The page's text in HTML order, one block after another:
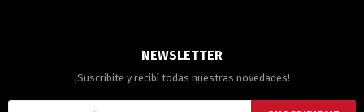
NEWSLETTER
¡Suscribite y recibí todas nuestras novedades!